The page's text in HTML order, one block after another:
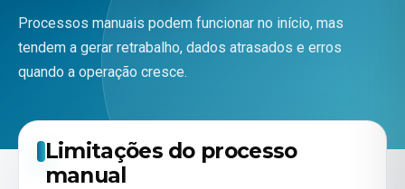
Processos manuais podem funcionar no início, mas
tendem a gerar retrabalho, dados atrasados e erros
quando a operação cresce.
Limitações do processo
manual